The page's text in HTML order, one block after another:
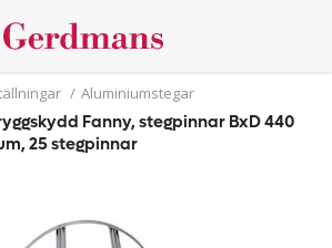
/ Aluminiumstegar
Fanny, stegpinnar BxD 440
25 stegpinnar